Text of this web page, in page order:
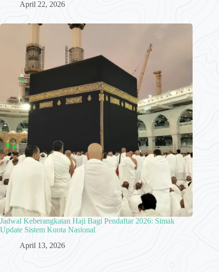
April 22, 2026
Jadwal Keberangkatan Haji Bagi Pendaftar 2026: Simak
Update Sistem Kuota Nasional
April 13, 2026